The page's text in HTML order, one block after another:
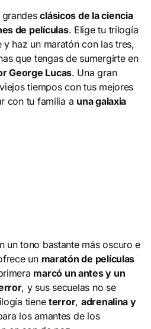
grandesclásicos de la ciencia
de películas. Elige tu trilogía
haz un maratón con las tres,
que tengas de sumergirte en
George Lucas. Una gran
tiempos con tus mejores
con tu familia a una galaxia
un tono bastante más oscuro e
un maratón de películas
marcó un antes y un
, y sus secuelas no se
tieneterror, adrenalina y
los amantes de los